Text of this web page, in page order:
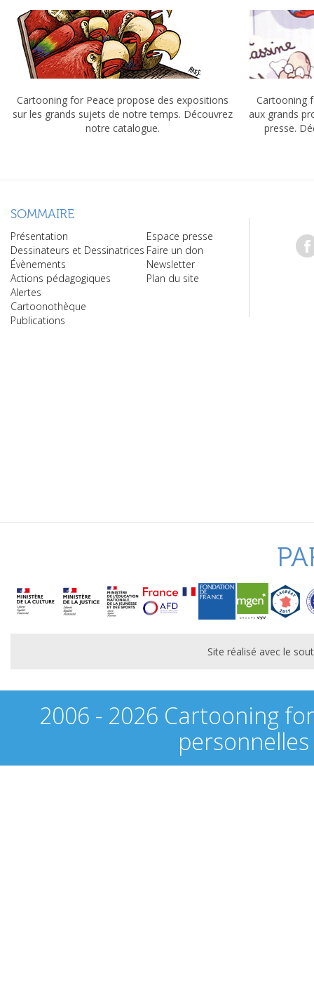
Cartooning for Peace propose des expositions
sur les grands sujets de notre temps. Découvrez
notre catalogue.
Cartooning
aux grands
presse.
SOMMAIRE
Présentation
Dessinateurs et Dessinatrices
Évènements
Actions pédagogiques
Alertes
Cartoonothèque
Publications
Espace presse
Faire un don
Newsletter
Plan du site
Site réalisé avec le
2006 - 2026 Cartooning
personnelles